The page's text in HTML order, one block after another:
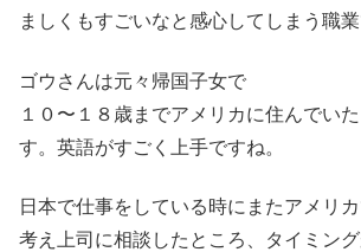
ましくもすごいなと感心してしまう職業
ゴウさんは元々帰国子女で
１０〜１８歳までアメリカに住んでい
す。英語がすごく上手ですね。
日本で仕事をしている時にまたアメリ
考え上司に相談したところ、タイミン